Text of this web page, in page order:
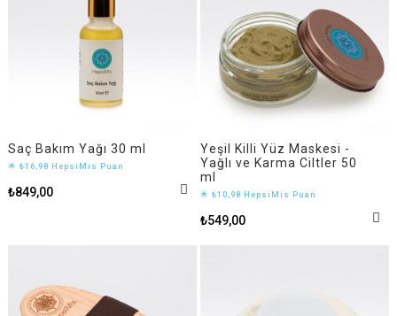
Saç Bakım Yağı 30 ml
🌟 ₺16,98 HepsiMis Puan
₺849,00
Yeşil Killi Yüz Maskesi -
Yağlı ve Karma Ciltler 50
ml
🌟 ₺10,98 HepsiMis Puan
₺549,00